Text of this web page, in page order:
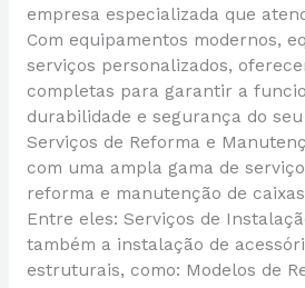
empresa especializada que
Com equipamentos modernos,
serviços personalizados,
completas para garantir a
durabilidade e segurança do
Serviços de Reforma e
com uma ampla gama de
reforma e manutenção de
Entre eles: Serviços de
também a instalação de
estruturais, como: Modelos de